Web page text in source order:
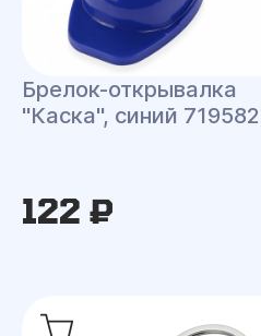
Брелок-открывалка
"Каска", синий 719582
122 ₽